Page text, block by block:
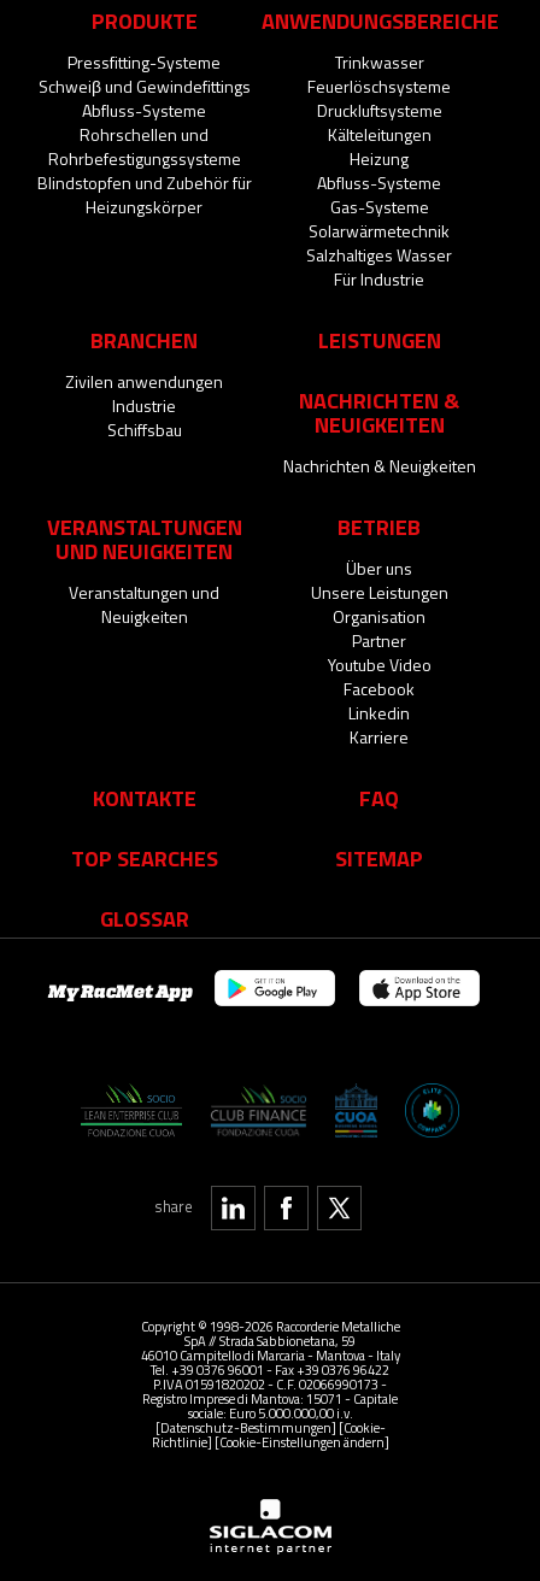
PRODUKTE
Pressfitting-Systeme
Schweiβ und Gewindefittings
Abfluss-Systeme
Rohrschellen und
Rohrbefestigungssysteme
Blindstopfen und Zubehör für
Heizungskörper
ANWENDUNGSBEREICHE
Trinkwasser
Feuerlöschsysteme
Druckluftsysteme
Kälteleitungen
Heizung
Abfluss-Systeme
Gas-Systeme
Solarwärmetechnik
Salzhaltiges Wasser
Für Industrie
BRANCHEN
Zivilen anwendungen
Industrie
Schiffsbau
LEISTUNGEN
NACHRICHTEN &
NEUIGKEITEN
Nachrichten & Neuigkeiten
VERANSTALTUNGEN
UND NEUIGKEITEN
Veranstaltungen und
Neuigkeiten
BETRIEB
Über uns
Unsere Leistungen
Organisation
Partner
Youtube Video
Facebook
Linkedin
Karriere
KONTAKTE
FAQ
TOP SEARCHES
SITEMAP
GLOSSAR
share
My RacMet App
Copyright © 1998-2026 Raccorderie Metalliche
SpA // Strada Sabbionetana, 59
46010 Campitello di Marcaria - Mantova - Italy
Tel. +39 0376 96001 - Fax +39 0376 96422
P.IVA 01591820202 - C.F. 02066990173 -
Registro Imprese di Mantova: 15071 - Capitale
sociale: Euro 5.000.000,00 i.v.
[Datenschutz-Bestimmungen] [Cookie-
Richtlinie] [Cookie-Einstellungen ändern]